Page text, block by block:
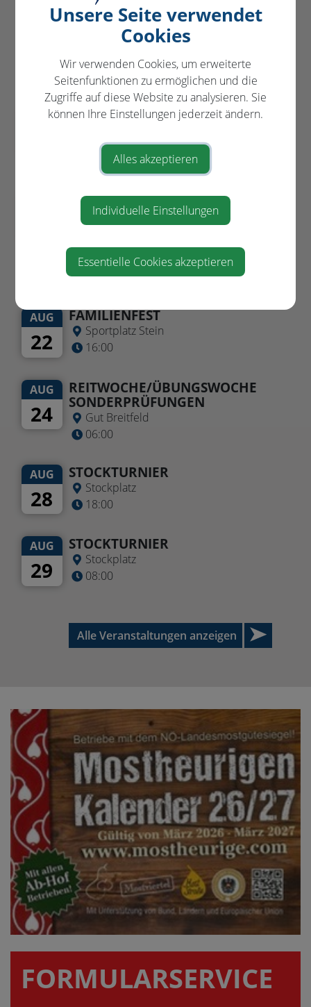
VERANSTALTUNGEN
in und um St. Pantaleon-Erla
AUG "SO A SCHENA TOG"-
Sportplatz Stein
11:00
BESICHTIGUNG UND FÜHRUNG
DER ARCHÄOLOGISCHEN
GRABUNG STEIN
am Ortsende von St. Pantaleon -
Steinerstraße
10:00
AUG
22
FAMILIENFEST
Sportplatz Stein
16:00
AUG
24
REITWOCHE/ÜBUNGSWOCHE
SONDERPRÜFUNGEN
Gut Breitfeld
06:00
AUG
28
STOCKTURNIER
Stockplatz
18:00
AUG
29
STOCKTURNIER
Stockplatz
08:00
Alle Veranstaltungen anzeigen
FORMULAR­SERVICE
Unsere Seite verwendet
Cookies
Wir verwenden Cookies, um erweiterte
Seitenfunktionen zu ermöglichen und die
Zugriffe auf diese Website zu analysieren. Sie
können Ihre Einstellungen jederzeit ändern.
Alles akzeptieren
Individuelle Einstellungen
Essentielle Cookies akzeptieren